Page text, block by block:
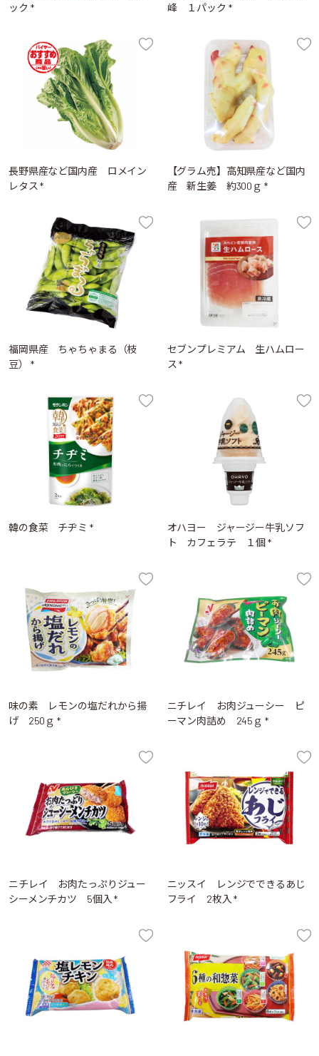
ック *
峰 １パック *
長野県産など国内産 ロメイン
レタス *
【グラム売】高知県産など国内
産 新生姜 約300ｇ *
福岡県産 ちゃちゃまる（枝
豆） *
セブンプレミアム 生ハムロー
ス *
韓の食菜 チヂミ *
オハヨー ジャージー牛乳ソフ
ト カフェラテ １個 *
味の素 レモンの塩だれから揚
げ 250ｇ *
ニチレイ お肉ジューシー ピ
ーマン肉詰め 245ｇ *
ニチレイ お肉たっぷりジュー
シーメンチカツ 5個入 *
ニッスイ レンジでできるあじ
フライ 2枚入 *